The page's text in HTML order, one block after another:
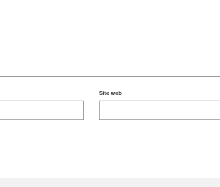
Site web